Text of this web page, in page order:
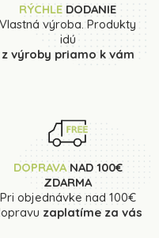
RÝCHLE DODANIE
Vlastná výroba. Produkty
idú
z výroby priamo k vám
DOPRAVANAD 100€
ZDARMA
Pri objednávke nad 100€
zaplatíme za vás